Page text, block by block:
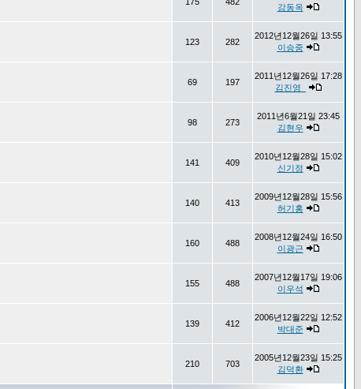
강동옥
123 282
2012년12월26일 13:55
이승중
69 197
2011년12월26일 17:28
김진영_
98 273
2011년6월21일 23:45
김현우
141 409
2010년12월28일 15:02
신기정
140 413
2009년12월28일 15:56
허기홍
160 488
2008년12월24일 16:50
이광근
155 488
2007년12월17일 19:06
이우석
139 412
2006년12월22일 12:52
박대준
210 703
2005년12월23일 15:25
김덕환